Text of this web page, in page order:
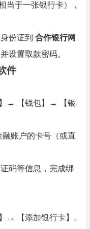
相当于一张银行卡），
份证到 合作银行网
设置取款密码。
件
→ 【钱包】→ 【银
账户的卡号（或直
码等信息，完成绑
→ 【添加银行卡】。